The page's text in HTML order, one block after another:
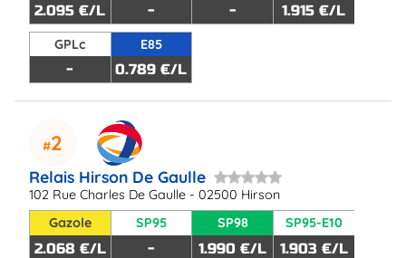
2.095 €/L - - 1.915 €/L
GPLc
-
E85
0.789 €/L
2
Relais Hirson De Gaulle
102 Rue Charles De Gaulle - 02500 Hirson
Gazole
2.068 €/L
SP95
-
SP98
1.990 €/L
SP95-E10
1.903 €/L